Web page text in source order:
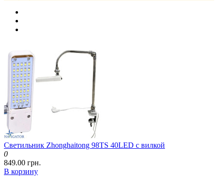
Светильник Zhonghaitong 98TS 40LED с вилкой
0
849.00 грн.
В корзину